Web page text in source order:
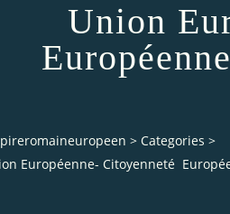
Union
> Categories >
Européenne- Citoyenneté